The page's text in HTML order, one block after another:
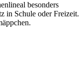
besonders
in Schule oder Freizeit.